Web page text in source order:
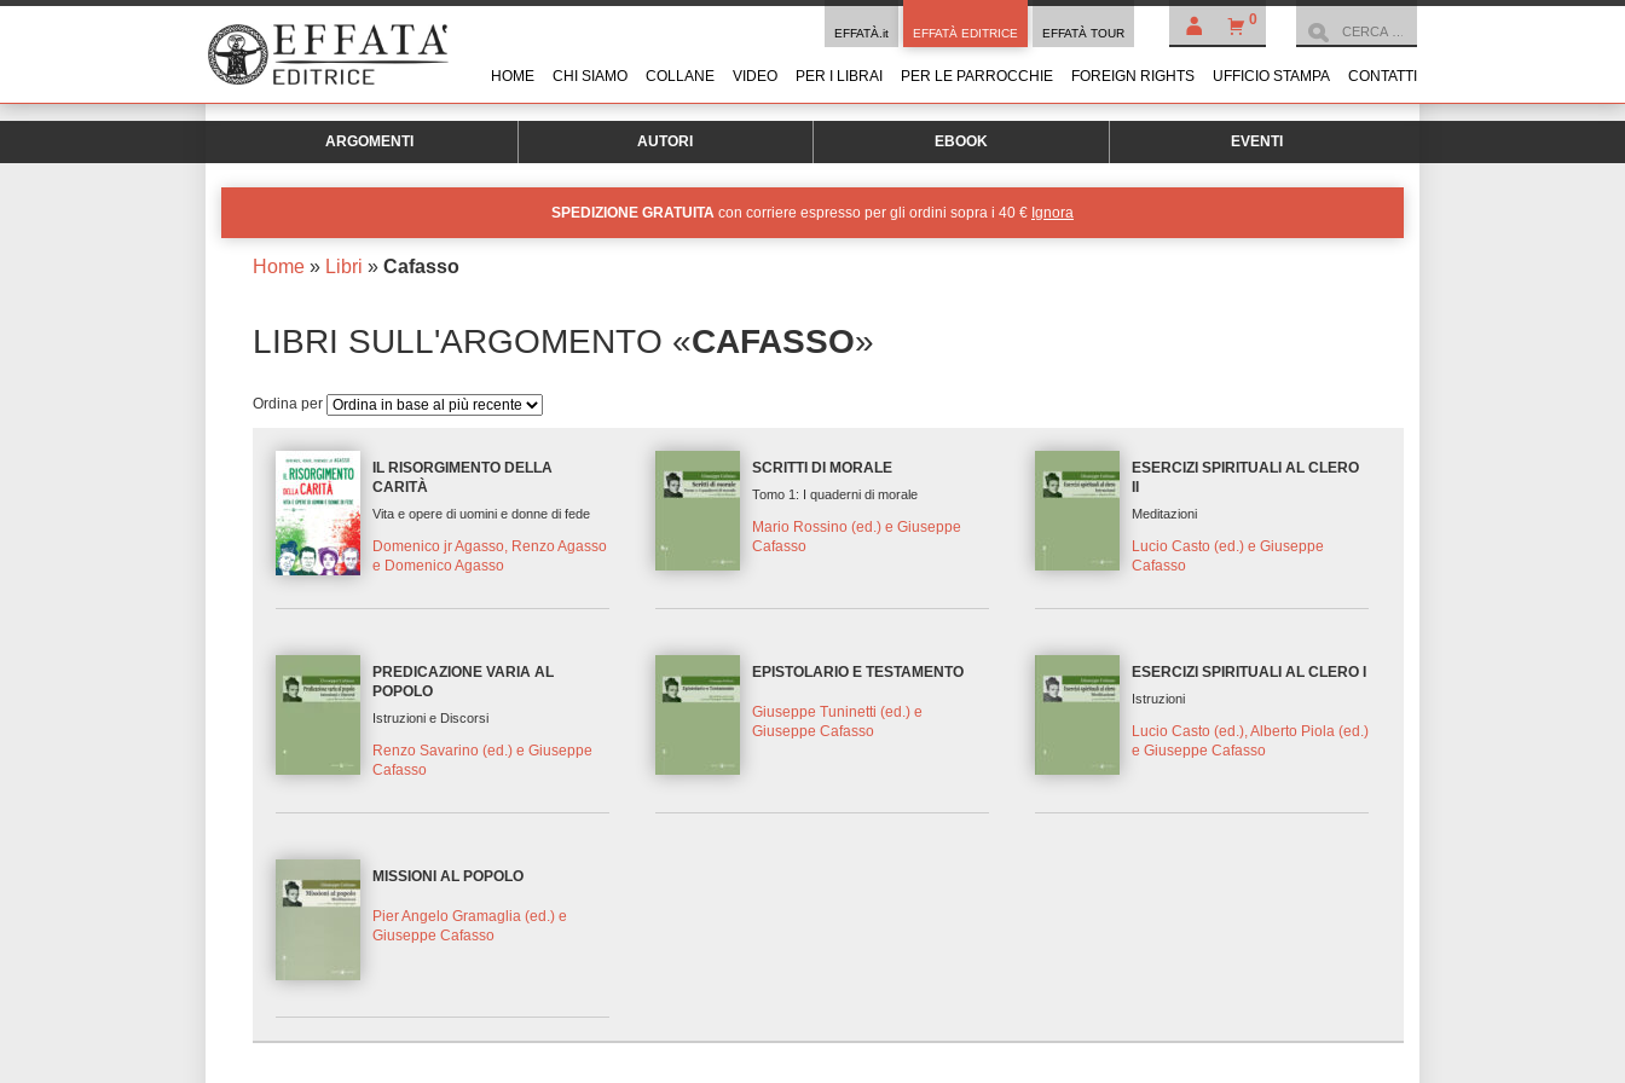
0
EFFATÀ.it EFFATÀ EDITRICE EFFATÀ TOUR
HOME CHI SIAMO COLLANE VIDEO PER I LIBRAI PER LE PARROCCHIE FOREIGN RIGHTS UFFICIO STAMPA CONTATTI
ARGOMENTI AUTORI EBOOK EVENTI
SPEDIZIONE GRATUITA con corriere espresso per gli ordini sopra i 40 € Ignora
Home » Libri » Cafasso
LIBRI SULL'ARGOMENTO «CAFASSO»
Ordina per
IL RISORGIMENTO DELLA
CARITÀ
Vita e opere di uomini e donne di fede
Domenico jr Agasso, Renzo Agasso
e Domenico Agasso
SCRITTI DI MORALE
Tomo 1: I quaderni di morale
Mario Rossino (ed.) e Giuseppe
Cafasso
ESERCIZI SPIRITUALI AL CLERO
Meditazioni
Lucio Casto (ed.) e Giuseppe
Cafasso
PREDICAZIONE VARIA AL
POPOLO
Istruzioni e Discorsi
Renzo Savarino (ed.) e Giuseppe
Cafasso
EPISTOLARIO E TESTAMENTO
Giuseppe Tuninetti (ed.) e
Giuseppe Cafasso
ESERCIZI SPIRITUALI AL CLERO I
Istruzioni
Lucio Casto (ed.), Alberto Piola (ed.)
e Giuseppe Cafasso
MISSIONI AL POPOLO
Pier Angelo Gramaglia (ed.) e
Giuseppe Cafasso